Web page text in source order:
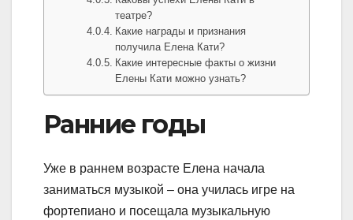
театре?
Какие награды и признания
получила Елена Кати?
Какие интересные факты о жизни
Елены Кати можно узнать?
Ранние годы
Уже в раннем возрасте Елена начала
заниматься музыкой – она училась игре на
фортепиано и посещала музыкальную